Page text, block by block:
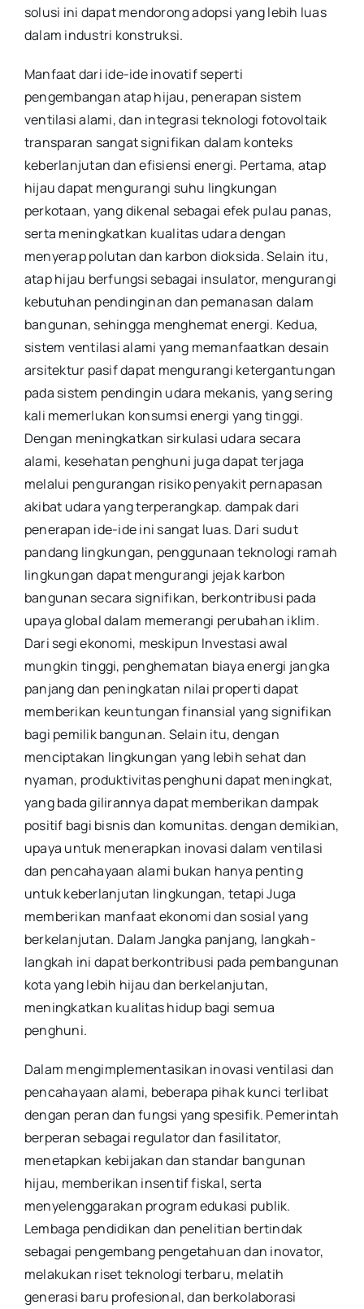
solusi ini dapat mendorong adopsi yang lebih luas
dalam industri konstruksi.
Manfaat dari ide-ide inovatif seperti
pengembangan atap hijau, penerapan sistem
ventilasi alami, dan integrasi teknologi fotovoltaik
transparan sangat signifikan dalam konteks
keberlanjutan dan efisiensi energi. Pertama, atap
hijau dapat mengurangi suhu lingkungan
perkotaan, yang dikenal sebagai efek pulau panas,
serta meningkatkan kualitas udara dengan
menyerap polutan dan karbon dioksida. Selain itu,
atap hijau berfungsi sebagai insulator, mengurangi
kebutuhan pendinginan dan pemanasan dalam
bangunan, sehingga menghemat energi. Kedua,
sistem ventilasi alami yang memanfaatkan desain
arsitektur pasif dapat mengurangi ketergantungan
pada sistem pendingin udara mekanis, yang sering
kali memerlukan konsumsi energi yang tinggi.
Dengan meningkatkan sirkulasi udara secara
alami, kesehatan penghuni juga dapat terjaga
melalui pengurangan risiko penyakit pernapasan
akibat udara yang terperangkap. dampak dari
penerapan ide-ide ini sangat luas. Dari sudut
pandang lingkungan, penggunaan teknologi ramah
lingkungan dapat mengurangi jejak karbon
bangunan secara signifikan, berkontribusi pada
upaya global dalam memerangi perubahan iklim.
Dari segi ekonomi, meskipun Investasi awal
mungkin tinggi, penghematan biaya energi jangka
panjang dan peningkatan nilai properti dapat
memberikan keuntungan finansial yang signifikan
bagi pemilik bangunan. Selain itu, dengan
menciptakan lingkungan yang lebih sehat dan
nyaman, produktivitas penghuni dapat meningkat,
yang bada gilirannya dapat memberikan dampak
positif bagi bisnis dan komunitas. dengan demikian,
upaya untuk menerapkan inovasi dalam ventilasi
dan pencahayaan alami bukan hanya penting
untuk keberlanjutan lingkungan, tetapi Juga
memberikan manfaat ekonomi dan sosial yang
berkelanjutan. Dalam Jangka panjang, langkah-
langkah ini dapat berkontribusi pada pembangunan
kota yang lebih hijau dan berkelanjutan,
meningkatkan kualitas hidup bagi semua
penghuni.
Dalam mengimplementasikan inovasi ventilasi dan
pencahayaan alami, beberapa pihak kunci terlibat
dengan peran dan fungsi yang spesifik. Pemerintah
berperan sebagai regulator dan fasilitator,
menetapkan kebijakan dan standar bangunan
hijau, memberikan insentif fiskal, serta
menyelenggarakan program edukasi publik.
Lembaga pendidikan dan penelitian bertindak
sebagai pengembang pengetahuan dan inovator,
melakukan riset teknologi terbaru, melatih
generasi baru profesional, dan berkolaborasi